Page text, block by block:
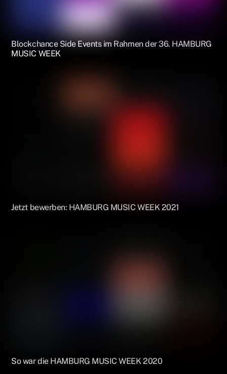
Blockchance Side Events im Rahmen der 36. HAMBURG
MUSIC WEEK
Jetzt bewerben: HAMBURG MUSIC WEEK 2021
So war die HAMBURG MUSIC WEEK 2020